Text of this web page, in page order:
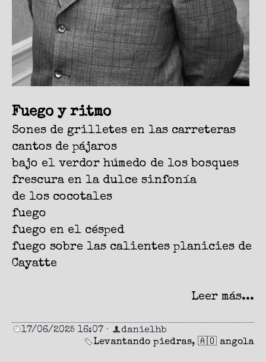
Fuego y ritmo
Sones de grilletes en las carreteras
cantos de pájaros
bajo el verdor húmedo de los bosques
frescura en la dulce sinfonía
de los cocotales
fuego
fuego en el césped
fuego sobre las calientes planicies de
Cayatte
Leer más...
17/06/2025 16:07 ·
danielhb
Levantando piedras, 🇦🇴 angola